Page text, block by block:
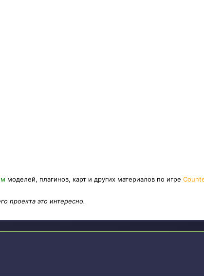
моделей, плагинов, карт и других материалов по игре
проекта это интересно.